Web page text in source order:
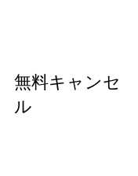
無料キャンセ
ル